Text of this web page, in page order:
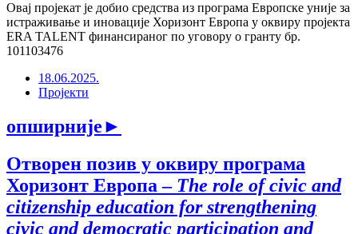
Овај пројекат је добио средства из програма Европске уније за
истраживање и иновације Хоризонт Европа у оквиру пројекта
ERA TALENT финансираног по уговору о гранту бр.
101103476
18.06.2025.
Пројекти
опширније►
Отворен позив у оквиру програма
Хоризонт Европа – The role of civic and
citizenship education for strengthening
civic and democratic participation and